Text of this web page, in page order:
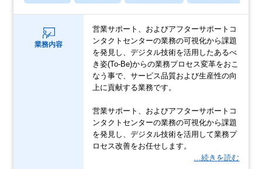
業務内容
営業サポート、およびアフターサポートコ
ンタクトセンターの業務の可視化から課題
を発見し、デジタル技術を活用したあるべ
き姿(To-Be)からの業務プロセス変革をおこ
なう事で、サービス品質および生産性の向
上に貢献する業務です。
営業サポート、およびアフターサポートコ
ンタクトセンターの業務の可視化から課題
を発見し、デジタル技術を活用して業務プ
ロセス改善をお任せします。
…続きを読む